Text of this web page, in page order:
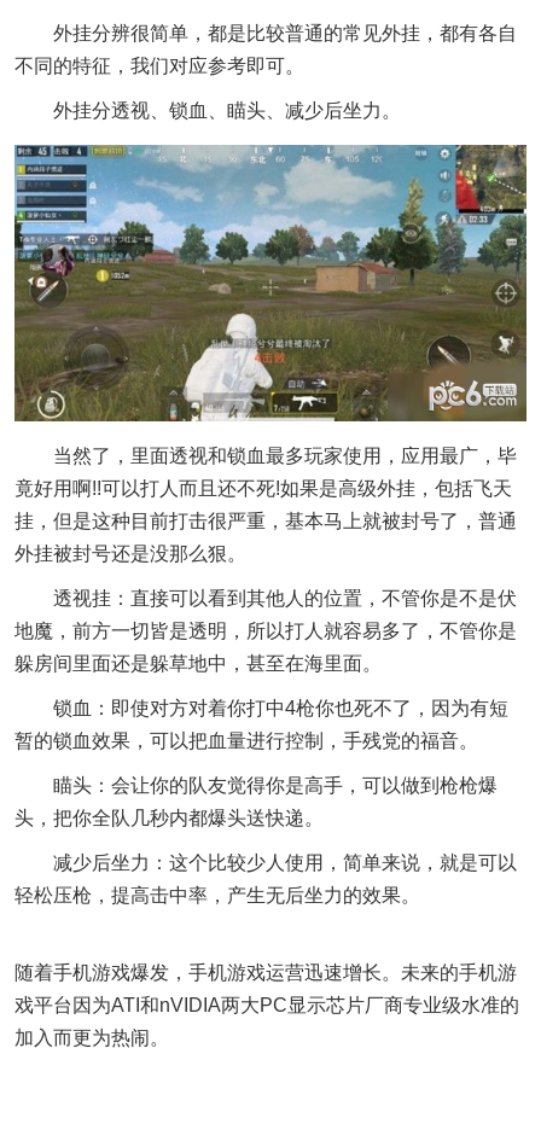
外挂分辨很简单，都是比较普通的常见外挂，都有各自
不同的特征，我们对应参考即可。
外挂分透视、锁血、瞄头、减少后坐力。
当然了，里面透视和锁血最多玩家使用，应用最广，毕
竟好用啊!!可以打人而且还不死!如果是高级外挂，包括飞天
挂，但是这种目前打击很严重，基本马上就被封号了，普通
外挂被封号还是没那么狠。
透视挂：直接可以看到其他人的位置，不管你是不是伏
地魔，前方一切皆是透明，所以打人就容易多了，不管你是
躲房间里面还是躲草地中，甚至在海里面。
锁血：即使对方对着你打中4枪你也死不了，因为有短
暂的锁血效果，可以把血量进行控制，手残党的福音。
瞄头：会让你的队友觉得你是高手，可以做到枪枪爆
头，把你全队几秒内都爆头送快递。
减少后坐力：这个比较少人使用，简单来说，就是可以
轻松压枪，提高击中率，产生无后坐力的效果。
随着手机游戏爆发，手机游戏运营迅速增长。未来的手机游
戏平台因为ATI和nVIDIA两大PC显示芯片厂商专业级水准的
加入而更为热闹。